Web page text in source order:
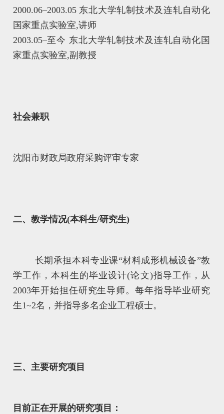
2000.06–2003.05 东北大学轧制技术及连轧自动化
国家重点实验室,讲师
2003.05–至今 东北大学轧制技术及连轧自动化国
家重点实验室,副教授
社会兼职
沈阳市财政局政府采购评审专家
二、教学情况(本科生/研究生)
长期承担本科专业课“材料成形机械设备”教
学工作，本科生的毕业设计(论文)指导工作，从
2003年开始担任研究生导师。每年指导毕业研究
生1~2名，并指导多名企业工程硕士。
三、主要研究项目
目前正在开展的研究项目：